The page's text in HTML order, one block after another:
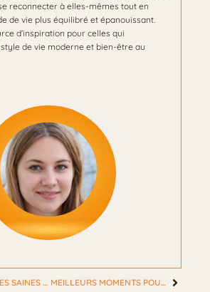
reconnecter à elles-mêmes tout en
de vie plus équilibré et épanouissant.
d’inspiration pour celles qui
de vie moderne et bien-être au
DES ALTERNATIVES SAINES POUR LE PETIT DÉJEUNER : GUIDE POUR LES FEMMES ACTIVES MEILLEURS MOMENTS POUR UN PEELING POUR LES FEMMES : L’IMPACT DU CYCLE MENSTRUEL.